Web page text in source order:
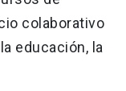
colaborativo
educación, la